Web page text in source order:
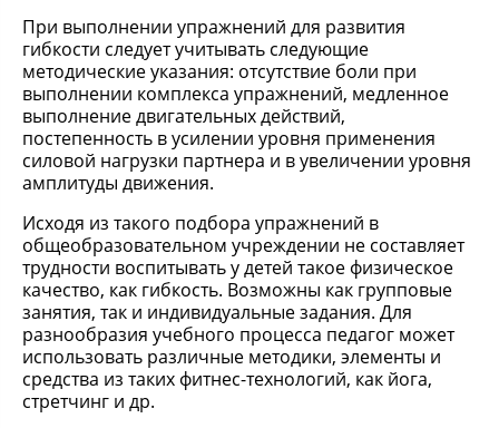
При выполнении упражнений для развития
гибкости следует учитывать следующие
методические указания: отсутствие боли при
выполнении комплекса упражнений, медленное
выполнение двигательных действий,
постепенность в усилении уровня применения
силовой нагрузки партнера и в увеличении уровня
амплитуды движения.
Исходя из такого подбора упражнений в
общеобразовательном учреждении не составляет
трудности воспитывать у детей такое физическое
качество, как гибкость. Возможны как групповые
занятия, так и индивидуальные задания. Для
разнообразия учебного процесса педагог может
использовать различные методики, элементы и
средства из таких фитнес-технологий, как йога,
стретчинг и др.